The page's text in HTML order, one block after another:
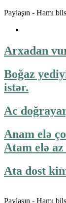
Paylaşın - Hamı
Arxadan
Boğaz
istər.
Ac
Anam elə
Atam elə
Ata dost
Paylaşın - Hamı